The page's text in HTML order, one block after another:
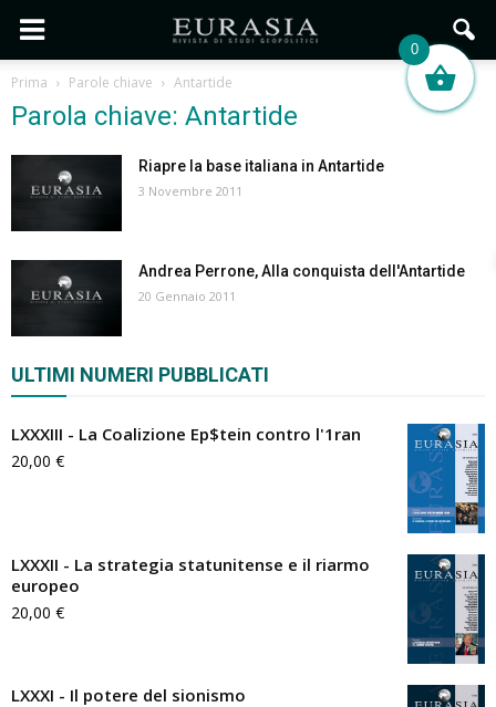
Prima Parole chiave Antartide
Parola chiave: Antartide
Riapre la base italiana in Antartide
3 Novembre 2011
Andrea Perrone, Alla conquista dell'Antartide
20 Gennaio 2011
ULTIMI NUMERI PUBBLICATI
LXXXIII - La Coalizione Ep$tein contro l'1ran
20,00 €
LXXXII - La strategia statunitense e il riarmo
europeo
20,00 €
LXXXI - Il potere del sionismo
0